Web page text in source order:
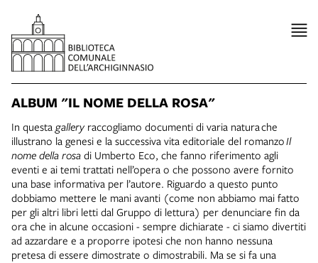
ALBUM "IL NOME DELLA ROSA"
In questa galleryraccogliamo documenti di varia natura che
illustrano la genesi e la successiva vita editoriale del romanzoIl
nome della rosa di Umberto Eco, che fanno riferimento agli
eventi e ai temi trattati nell’opera o che possono avere fornito
una base informativa per l’autore. Riguardo a questo punto
dobbiamo mettere le mani avanti (come non abbiamo mai fatto
per gli altri libri letti dal Gruppo di lettura) per denunciare fin da
ora che in alcune occasioni - sempre dichiarate - ci siamo divertiti
ad azzardare e a proporre ipotesi che non hanno nessuna
pretesa di essere dimostrate o dimostrabili. Ma se si fa una